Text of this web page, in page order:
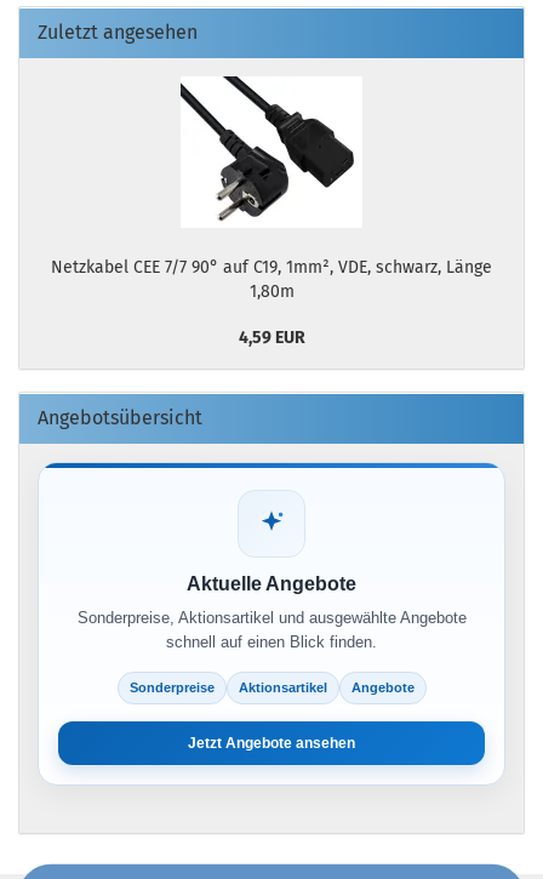
Zuletzt angesehen
Netzkabel CEE 7/7 90° auf C19, 1mm², VDE, schwarz, Länge
1,80m
4,59 EUR
Angebotsübersicht
Aktuelle Angebote
Sonderpreise, Aktionsartikel und ausgewählte Angebote
schnell auf einen Blick finden.
Sonderpreise Aktionsartikel Angebote
Jetzt Angebote ansehen